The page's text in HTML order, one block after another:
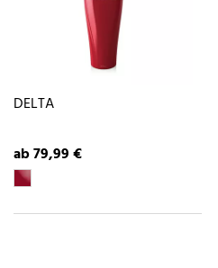
DELTA
ab 79,99 €